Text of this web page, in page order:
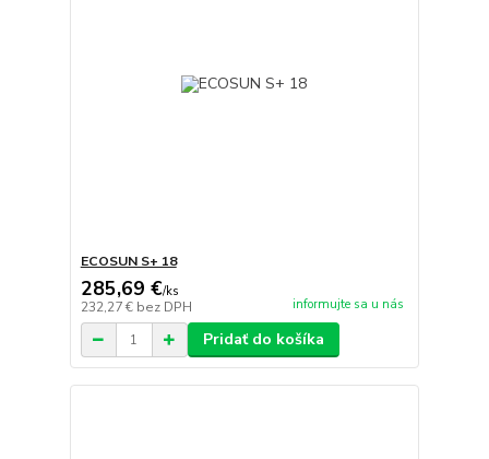
ECOSUN S+ 18
285,69 €/ks
232,27 € bez DPH informujte sa u nás
Pridať do košíka